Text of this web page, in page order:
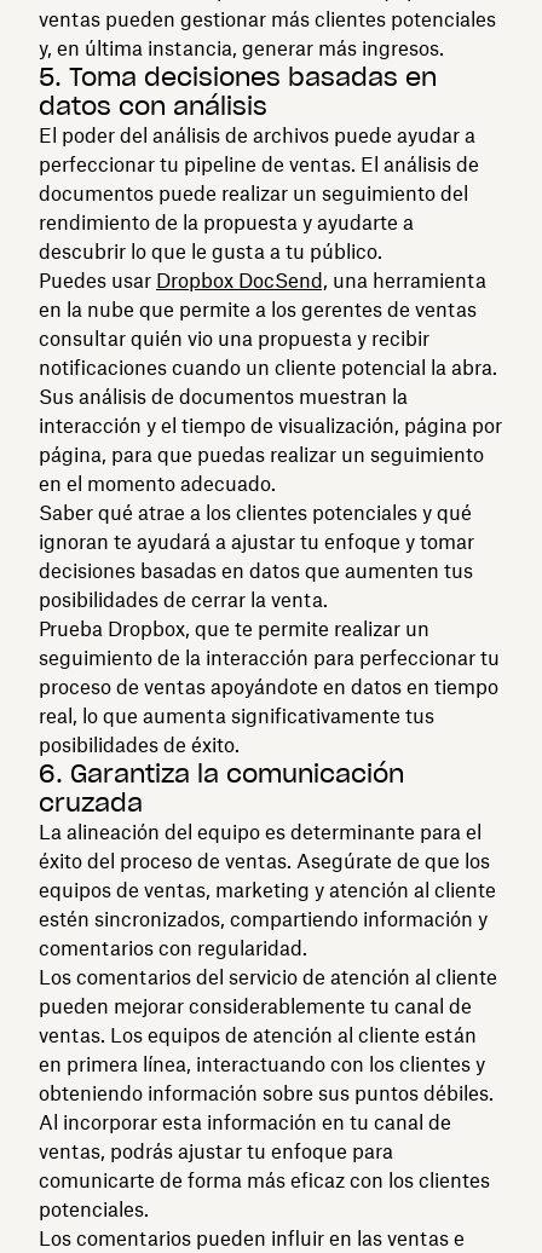
ventas pueden gestionar más clientes potenciales
y, en última instancia, generar más ingresos.
5. Toma decisiones basadas en
datos con análisis
El poder del análisis de archivos puede ayudar a
perfeccionar tu pipeline de ventas. El análisis de
documentos puede realizar un seguimiento del
rendimiento de la propuesta y ayudarte a
descubrir lo que le gusta a tu público.
Puedes usar Dropbox DocSend, una herramienta
en la nube que permite a los gerentes de ventas
consultar quién vio una propuesta y recibir
notificaciones cuando un cliente potencial la abra.
Sus análisis de documentos muestran la
interacción y el tiempo de visualización, página por
página, para que puedas realizar un seguimiento
en el momento adecuado.
Saber qué atrae a los clientes potenciales y qué
ignoran te ayudará a ajustar tu enfoque y tomar
decisiones basadas en datos que aumenten tus
posibilidades de cerrar la venta.
Prueba Dropbox, que te permite realizar un
seguimiento de la interacción para perfeccionar tu
proceso de ventas apoyándote en datos en tiempo
real, lo que aumenta significativamente tus
posibilidades de éxito.
6. Garantiza la comunicación
cruzada
La alineación del equipo es determinante para el
éxito del proceso de ventas. Asegúrate de que los
equipos de ventas, marketing y atención al cliente
estén sincronizados, compartiendo información y
comentarios con regularidad.
Los comentarios del servicio de atención al cliente
pueden mejorar considerablemente tu canal de
ventas. Los equipos de atención al cliente están
en primera línea, interactuando con los clientes y
obteniendo información sobre sus puntos débiles.
Al incorporar esta información en tu canal de
ventas, podrás ajustar tu enfoque para
comunicarte de forma más eficaz con los clientes
potenciales.
Los comentarios pueden influir en las ventas e